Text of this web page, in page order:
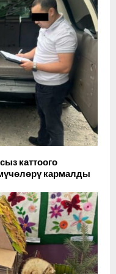
каттоого
кармалды